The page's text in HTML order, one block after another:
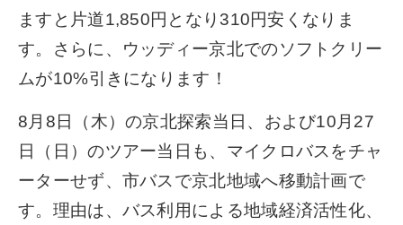
ますと片道1,850円となり310円安くなりま
す。さらに、ウッディー京北でのソフトクリー
ムが10%引きになります！
8月8日（木）の京北探索当日、および10月27
日（日）のツアー当日も、マイクロバスをチャ
ーターせず、市バスで京北地域へ移動計画で
す。理由は、バス利用による地域経済活性化、